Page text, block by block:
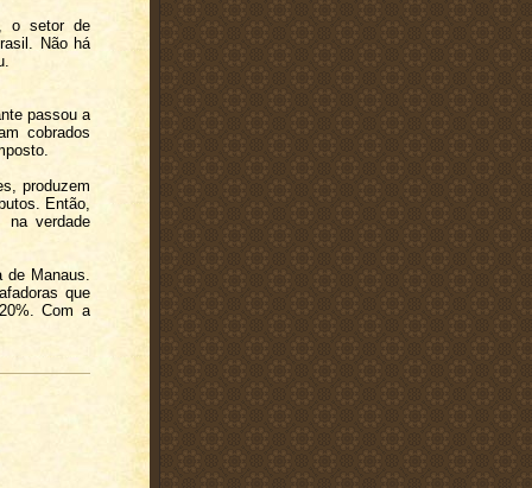
o setor de
Não há
passou a
cobrados
produzem
Então,
na verdade
de Manaus.
que
Com a